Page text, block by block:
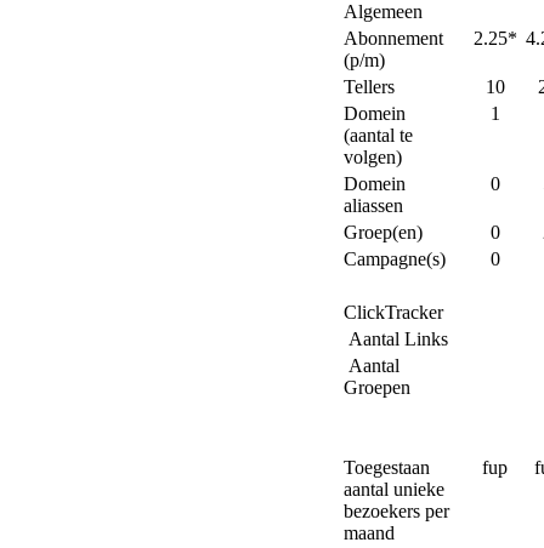
Algemeen
Abonnement
(p/m)
2.25*
Tellers 10
Domein
(aantal te
volgen)
1
Domein
aliassen
0
Groep(en) 0
Campagne(s)
0
ClickTracker
Aantal Links
Aantal
Groepen
Toegestaan
aantal unieke
bezoekers per
maand
fup